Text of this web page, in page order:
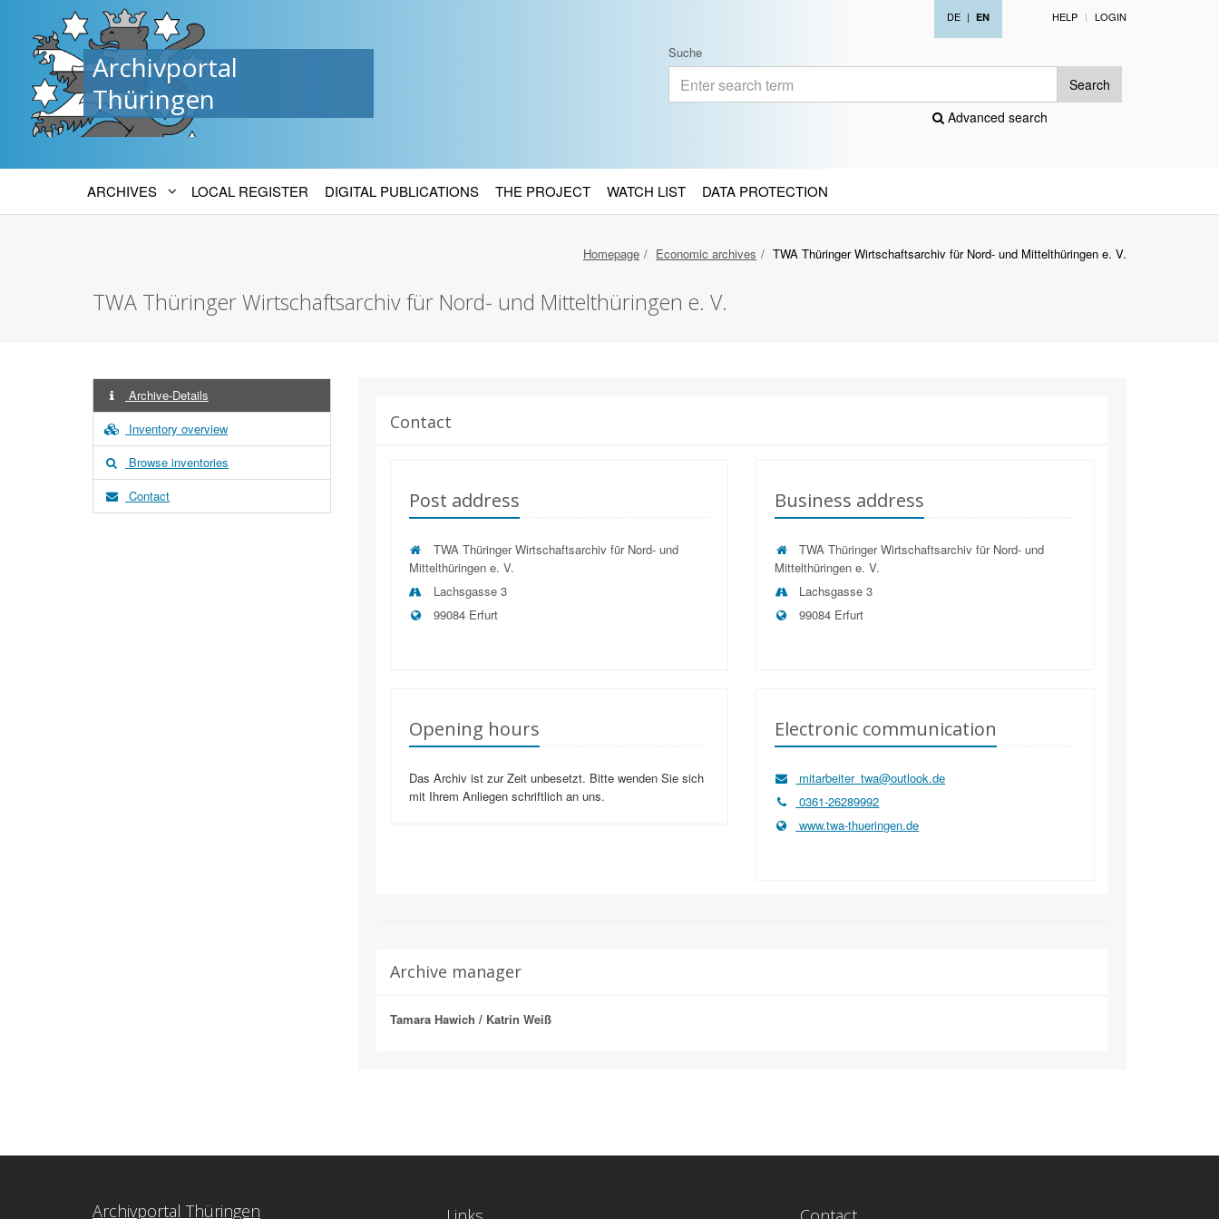
Archivportal
Thüringen
DE | EN HELP LOGIN
Suche
Search
Advanced search
ARCHIVES LOCAL REGISTER DIGITAL PUBLICATIONS THE PROJECT WATCH LIST DATA PROTECTION
Homepage Economic archives TWA Thüringer Wirtschaftsarchiv für Nord- und Mittelthüringen e. V.
TWA Thüringer Wirtschaftsarchiv für Nord- und Mittelthüringen e. V.
Archive-Details
Inventory overview
Browse inventories
Contact
Contact
Post address
TWA Thüringer Wirtschaftsarchiv für Nord- und
Mittelthüringen e. V.
Lachsgasse 3
99084 Erfurt
Business address
TWA Thüringer Wirtschaftsarchiv für Nord- und
Mittelthüringen e. V.
Lachsgasse 3
99084 Erfurt
Opening hours
Das Archiv ist zur Zeit unbesetzt. Bitte wenden Sie sich
mit Ihrem Anliegen schriftlich an uns.
Electronic communication
mitarbeiter_twa@outlook.de
0361-26289992
www.twa-thueringen.de
Archive manager
Tamara Hawich / Katrin Weiß
Archivportal Thüringen